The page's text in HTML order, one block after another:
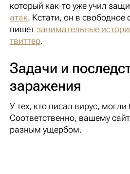
который как-то уже учил
атак. Кстати, он в свободное
пишетзанимательные
твиттер.
Задачи и
заражения
У тех, кто писал вирус,
Соответственно, вашему
разным ущербом.